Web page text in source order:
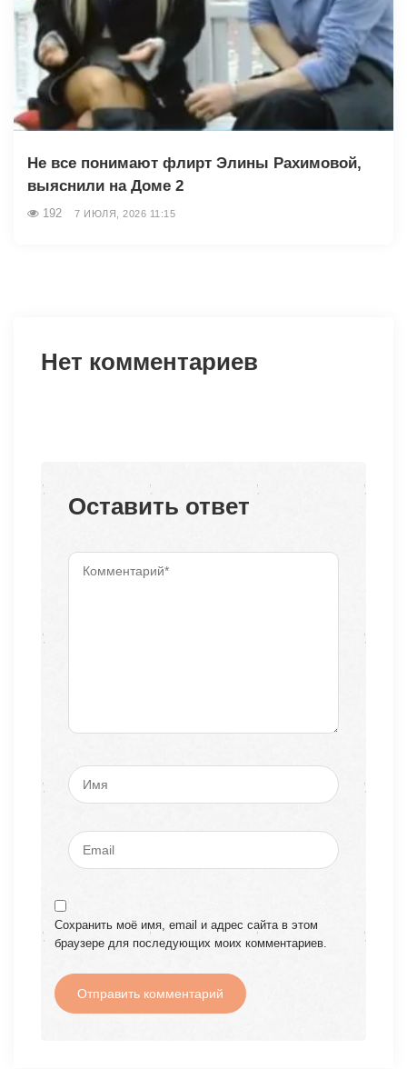
Не все понимают флирт Элины Рахимовой,
выяснили на Доме 2
192 7 ИЮЛЯ, 2026 11:15
Нет комментариев
Оставить ответ
Сохранить моё имя, email и адрес сайта в этом
браузере для последующих моих комментариев.